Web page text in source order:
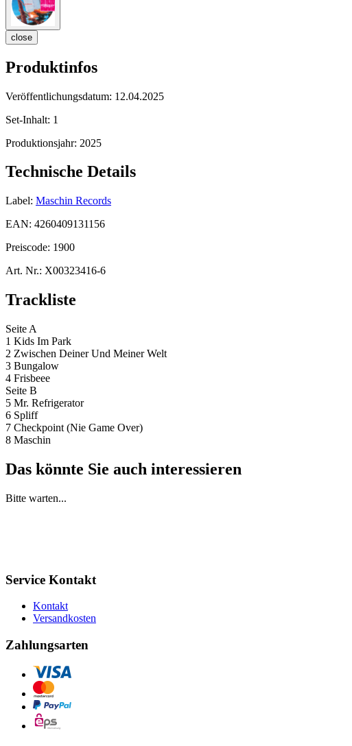
close
Produktinfos
Veröffentlichungsdatum: 12.04.2025
Set-Inhalt: 1
Produktionsjahr: 2025
Technische Details
Label: Maschin Records
EAN: 4260409131156
Preiscode: 1900
Art. Nr.: X00323416-6
Trackliste
Seite A
1 Kids Im Park
2 Zwischen Deiner Und Meiner Welt
3 Bungalow
4 Frisbeee
Seite B
5 Mr. Refrigerator
6 Spliff
7 Checkpoint (Nie Game Over)
8 Maschin
Das könnte Sie auch interessieren
Bitte warten...
Service Kontakt
Kontakt
Versandkosten
Zahlungsarten